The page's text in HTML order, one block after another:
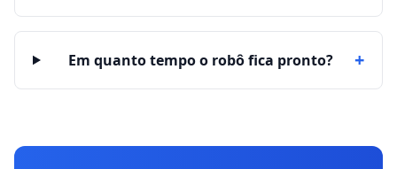
Em quanto tempo o robô fica pronto? +